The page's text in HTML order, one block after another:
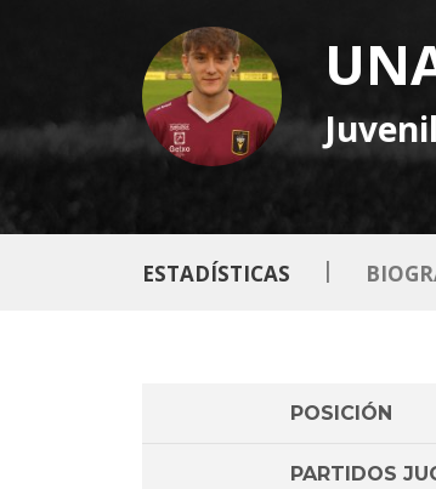
ESTADÍSTICAS |
POSICIÓN
PARTIDOS